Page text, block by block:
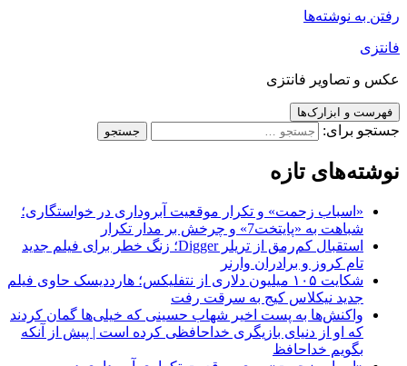
رفتن به نوشته‌ها
فانتزی
عکس و تصاویر فانتزی
فهرست و ابزارک‌ها
جستجو برای:
نوشته‌های تازه
«اسباب زحمت» و تکرار موقعیت آبروداری در خواستگاری؛
شباهت به «پایتخت7» و چرخش بر مدار تکرار
استقبال کم‌رمق از تریلر Digger؛ زنگ خطر برای فیلم جدید
تام کروز و برادران وارنر
شکایت ۱۰۵ میلیون دلاری از نتفلیکس؛ هارددیسک حاوی فیلم
جدید نیکلاس کیج به سرقت رفت
واکنش‌ها به پست اخیر شهاب حسینی که خیلی‌ها گمان کردند
که او از دنیای بازیگری خداحافظی کرده است | پیش از آنکه
بگویم خداحافظ